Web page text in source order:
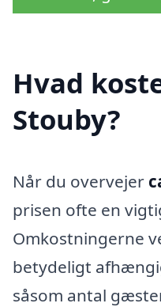
Hvad
Stouby?
Når du overvejer
prisen ofte en
Omkostningerne
betydeligt
såsom antal